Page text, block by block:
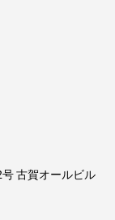
古賀オールビル